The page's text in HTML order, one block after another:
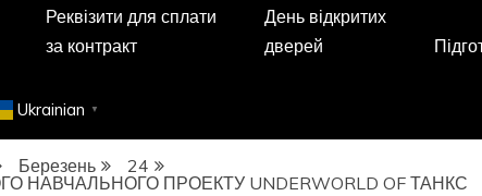
Реквізити для сплати
за контракт
День відкритих
дверей
Ukrainian ▼
Березень
24
НАВЧАЛЬНОГО ПРОЕКТУ UNDERWORLD OF ТАНКС